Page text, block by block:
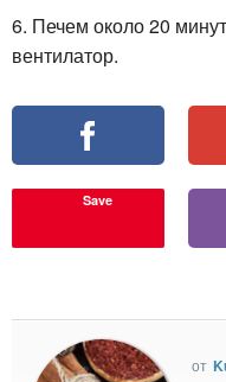
6. Печем около 20
вентилатор.
Save
от